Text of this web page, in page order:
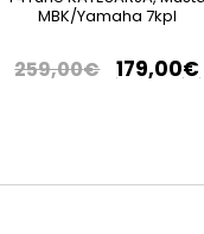
MBK/Yamaha 7kpl
259,00€ 179,00€